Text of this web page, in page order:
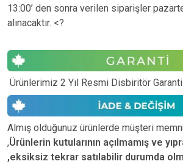
13:00’ den sonra verilen siparişler
alınacaktır. <?
Ürünlerimiz 2 Yıl Resmi Disbiritör
Almış olduğunuz ürünlerde müşteri
,Ürünlerin kutularının açılmamış ve
,eksiksiz tekrar satılabilir durumda